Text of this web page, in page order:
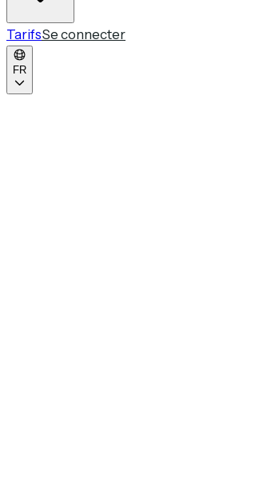
TarifsSe connecter
FR